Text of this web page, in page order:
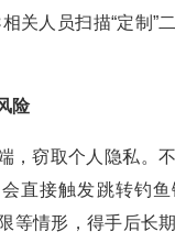
关人员扫描“定制”
险
窃取个人隐私。
直接触发跳转钓
等情形，得手后长